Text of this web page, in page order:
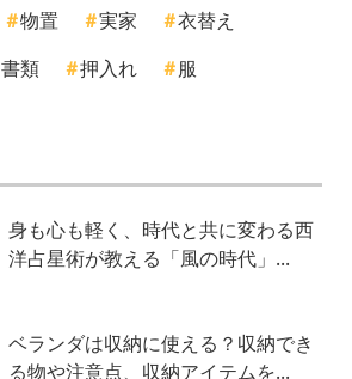
物置 実家
衣替え
書類 押入れ 服
身も心も軽く、時代と共に変わる西
洋占星術が教える「風の時代」...
ベランダは収納に使える？収納でき
る物や注意点、収納アイテムを...